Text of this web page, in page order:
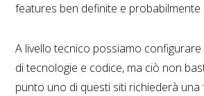
features ben definite e probabilmente
A livello tecnico possiamo
di tecnologie e codice, ma ciò non
punto uno di questi siti richiederà una